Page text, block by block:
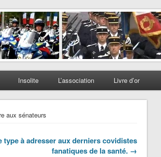
Insolite L’association Livre d’or
aux sénateurs
type à adresser aux derniers covidistes
fanatiques de la santé. →